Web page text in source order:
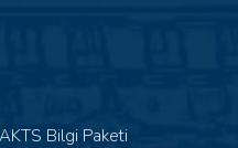
Bilgi Paketi